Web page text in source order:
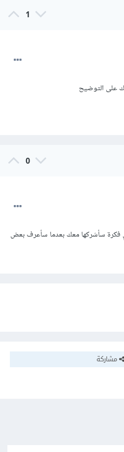
1
على التوضيح
0
سأشركها معك بعدما سأعرف بعض
مشاركة